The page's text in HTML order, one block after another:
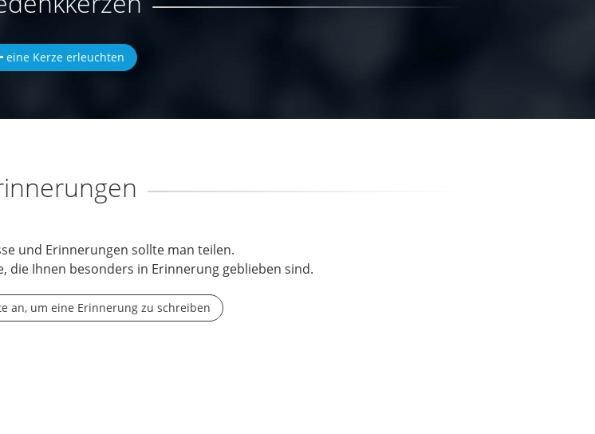
eine Kerze erleuchten
und Erinnerungen sollte man teilen.
die Ihnen besonders in Erinnerung geblieben sind.
an, um eine Erinnerung zu schreiben